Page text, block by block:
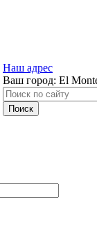
Наш адрес
Ваш город: El